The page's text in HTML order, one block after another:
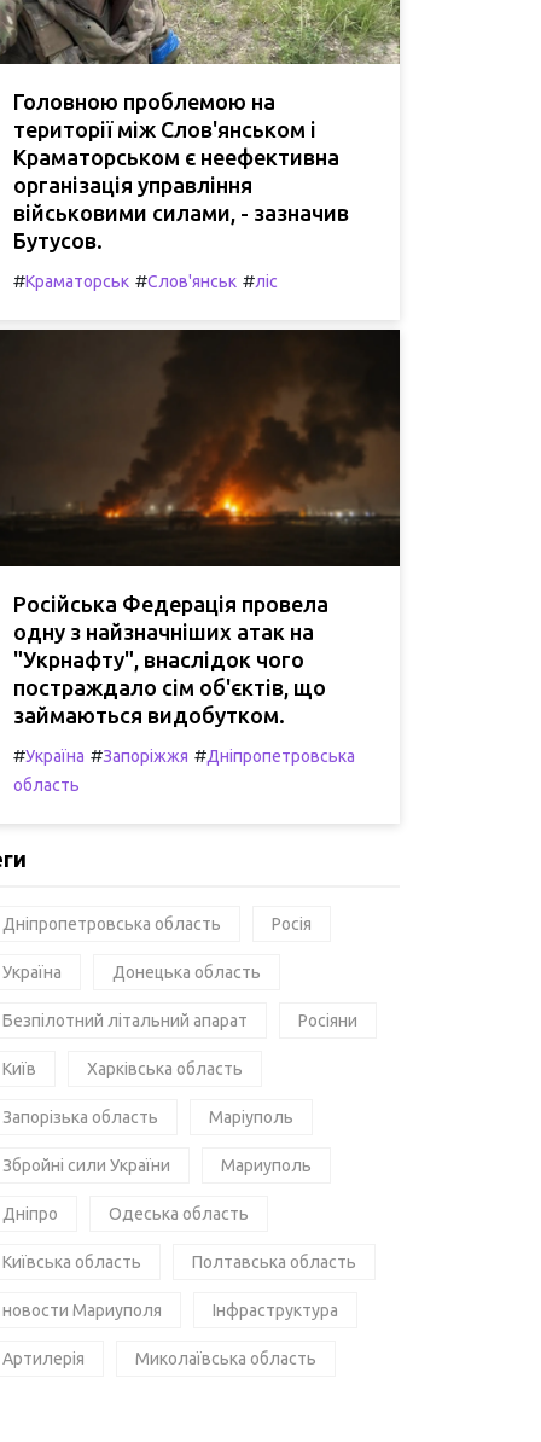
Головною проблемою на
території між Слов'янськом і
Краматорськом є неефективна
організація управління
військовими силами, - зазначив
Бутусов.
#Краматорськ #Слов'янськ #ліс
Російська Федерація провела
одну з найзначніших атак на
"Укрнафту", внаслідок чого
постраждало сім об'єктів, що
займаються видобутком.
#Україна #Запоріжжя #Дніпропетровська
область
Дніпропетровська область Росія
Україна Донецька область
Безпілотний літальний апарат Росіяни
Київ Харківська область
Запорізька область Маріуполь
Збройні сили України Мариуполь
Дніпро Одеська область
Київська область Полтавська область
новости Мариуполя Інфраструктура
Артилерія Миколаївська область